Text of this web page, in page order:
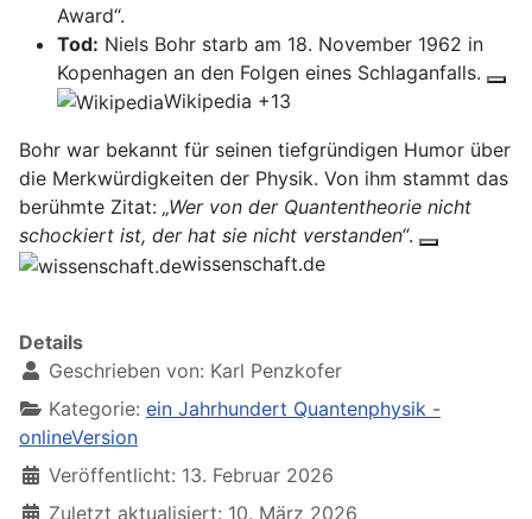
Award“.
Tod: Niels Bohr starb am 18. November 1962 in
Kopenhagen an den Folgen eines Schlaganfalls.
Wikipedia +13
Bohr war bekannt für seinen tiefgründigen Humor über
die Merkwürdigkeiten der Physik. Von ihm stammt das
berühmte Zitat: „Wer von der Quantentheorie nicht
schockiert ist, der hat sie nicht verstanden“.
wissenschaft.de
Details
Geschrieben von: Karl Penzkofer
Kategorie: ein Jahrhundert Quantenphysik -
onlineVersion
Veröffentlicht: 13. Februar 2026
Zuletzt aktualisiert: 10. März 2026